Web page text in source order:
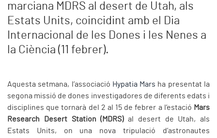
marciana MDRS al desert de Utah, als
Estats Units, coincidint amb el Dia
Internacional de les Dones i les Nenes a
la Ciència (11 febrer).
Aquesta setmana, l’associació Hypatia Mars ha presentat la
segona missió de dones investigadores de diferents edats i
disciplines que tornarà del 2 al 15 de febrer a l’estació Mars
Research Desert Station (MDRS) al desert de Utah, als
Estats Units, on una nova tripulació d’astronautes